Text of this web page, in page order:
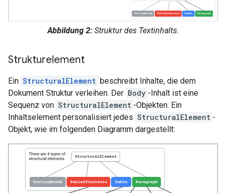
Abbildung 2:Struktur des Textinhalts.
Strukturelement
Ein StructuralElement beschreibt Inhalte, die dem
Dokument Struktur verleihen. Der Body -Inhalt ist eine
Sequenz von StructuralElement -Objekten. Ein
Inhaltselement personalisiert jedes StructuralElement -
Objekt, wie im folgenden Diagramm dargestellt: